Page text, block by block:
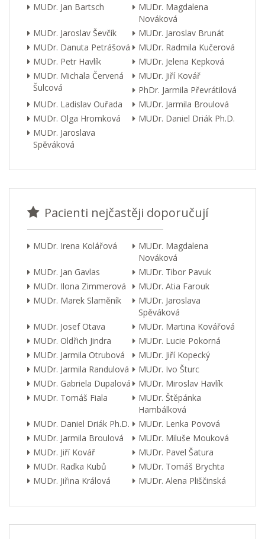
MUDr. Jan Bartsch
MUDr. Magdalena
Nováková
MUDr. Jaroslav Ševčík
MUDr. Jaroslav Brunát
MUDr. Danuta Petrášová
MUDr. Radmila Kučerová
MUDr. Petr Havlík
MUDr. Jelena Kepková
MUDr. Michala Červená
Šulcová
MUDr. Jiří Kovář
PhDr. Jarmila Převrátilová
MUDr. Ladislav Ouřada
MUDr. Jarmila Broulová
MUDr. Olga Hromková
MUDr. Daniel Driák Ph.D.
MUDr. Jaroslava
Spěváková
Pacienti nejčastěji doporučují
MUDr. Irena Kolářová
MUDr. Magdalena
Nováková
MUDr. Jan Gavlas
MUDr. Tibor Pavuk
MUDr. Ilona Zimmerová
MUDr. Atia Farouk
MUDr. Marek Slaměník
MUDr. Jaroslava
Spěváková
MUDr. Josef Otava
MUDr. Martina Kovářová
MUDr. Oldřich Jindra
MUDr. Lucie Pokorná
MUDr. Jarmila Otrubová
MUDr. Jiří Kopecký
MUDr. Jarmila Randulová
MUDr. Ivo Šturc
MUDr. Gabriela Dupalová
MUDr. Miroslav Havlík
MUDr. Tomáš Fiala
MUDr. Štěpánka
Hambálková
MUDr. Daniel Driák Ph.D.
MUDr. Lenka Povová
MUDr. Jarmila Broulová
MUDr. Miluše Mouková
MUDr. Jiří Kovář
MUDr. Pavel Šatura
MUDr. Radka Kubů
MUDr. Tomáš Brychta
MUDr. Jiřina Králová
MUDr. Alena Pliščinská